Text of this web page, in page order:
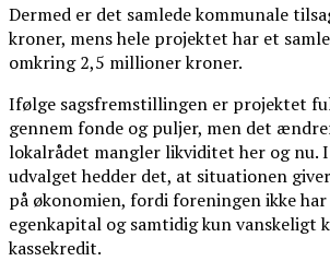
Dermed er det samlede kommunale
kroner, mens hele projektet har et
omkring 2,5 millioner kroner.
Ifølge sagsfremstillingen er projektet
gennem fonde og puljer, men det
lokalrådet mangler likviditet her og nu.
udvalget hedder det, at situationen
på økonomien, fordi foreningen ikke
egenkapital og samtidig kun vanskeligt
kassekredit.